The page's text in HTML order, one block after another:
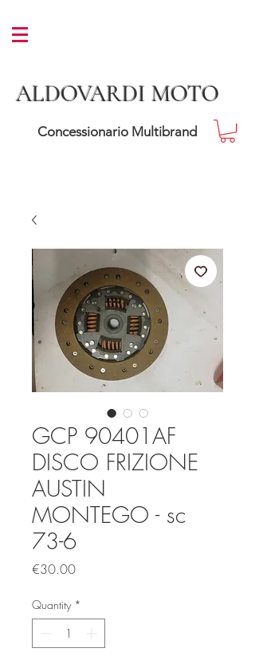
ALDOVARDI MOTO
Concessionario Multibrand
GCP 90401AF
DISCO FRIZIONE
AUSTIN
MONTEGO - sc
73-6
€30.00Price
Quantity *